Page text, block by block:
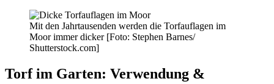
Mit den Jahrtausenden werden die Torfauflagen im
Moor immer dicker [Foto: Stephen Barnes/
Shutterstock.com]
Torf im Garten: Verwendung &